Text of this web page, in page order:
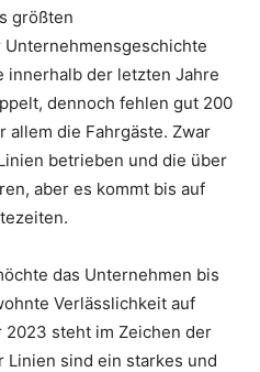
größten
innerhalb der letzten Jahre
dennoch fehlen gut 200
allem die Fahrgäste. Zwar
betrieben und die über
aber es kommt bis auf
das Unternehmen bis
Verlässlichkeit auf
2023 steht im Zeichen der
Linien sind ein starkes und